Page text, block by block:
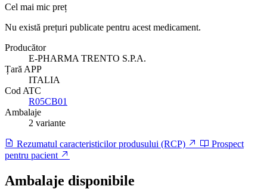
Cel mai mic preț
Nu există prețuri publicate pentru acest medicament.
Producător
E-PHARMA TRENTO S.P.A.
Țară APP
ITALIA
Cod ATC
R05CB01
Ambalaje
2 variante
Rezumatul caracteristicilor produsului (RCP)
Prospect
pentru pacient
Ambalaje disponibile